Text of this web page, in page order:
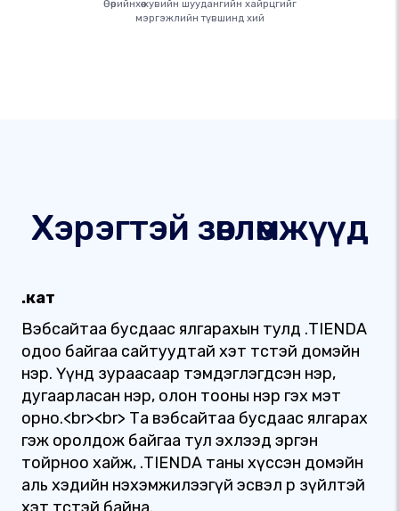
Өөрийнхөө хувийн шуудангийн хайрцгийг
мэргэжлийн түвшинд хий
Хэрэгтэй зөвлөмжүүд
.кат
Вэбсайтаа бусдаас ялгарахын тулд .TIENDA
одоо байгаа сайтуудтай хэт төстэй домэйн
нэр. Үүнд зураасаар тэмдэглэгдсэн нэр,
дугаарласан нэр, олон тооны нэр гэх мэт
орно.<br><br> Та вэбсайтаа бусдаас ялгарах
гэж оролдож байгаа тул эхлээд эргэн
тойрноо хайж, .TIENDA таны хүссэн домэйн
аль хэдийн нэхэмжилээгүй эсвэл өөр зүйлтэй